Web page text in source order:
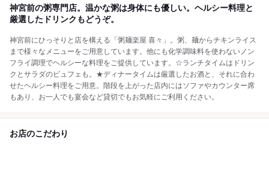
神宮前の粥専門店。温かな粥は身体にも優しい。ヘルシー料理と
厳選したドリンクもどうぞ。
神宮前にひっそりと店を構える「粥麺楽屋 喜々」。粥、麺からチキンライス
まで様々なメニューをご用意しています。他にも化学調味料を使わないノン
フライ調理でヘルシーな料理をご提供しています。☆ランチタイムはドリン
クとサラダのビュフェも。★ディナータイムは厳選したお酒と、それに合わ
せたヘルシー料理をご用意。階段を上がった店内にはソファやカウンター席
もあり、お一人でも宴会など貸切でもお気軽にご利用ください。
お店のこだわり